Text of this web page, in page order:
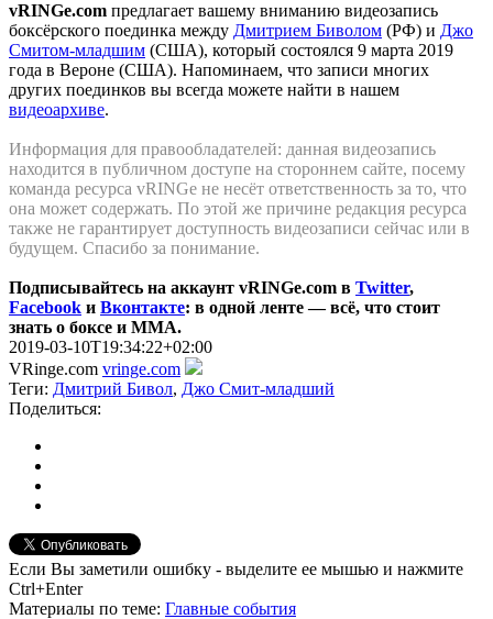
vRINGe.com предлагает вашему вниманию видеозапись
боксёрского поединка между Дмитрием Биволом (РФ) и Джо
Смитом-младшим (США), который состоялся 9 марта 2019
года в Вероне (США). Напоминаем, что записи многих
других поединков вы всегда можете найти в нашем
видеоархиве.
Информация для правообладателей: данная видеозапись
находится в публичном доступе на стороннем сайте, посему
команда ресурса vRINGe не несёт ответственность за то, что
она может содержать. По этой же причинe редакция ресурса
также не гарантирует доступность видеозаписи сейчас или в
будущем. Спасибо за понимание.
Подписывайтесь на аккаунт vRINGe.com в Twitter,
Facebook и Вконтакте: в одной ленте — всё, что стоит
знать о боксе и ММА.
2019-03-10T19:34:22+02:00
VRinge.com vringe.com
Теги: Дмитрий Бивол, Джо Смит-младший
Поделиться:
Если Вы заметили ошибку - выделите ее мышью и нажмите
Ctrl+Enter
Материалы по теме: Главные события